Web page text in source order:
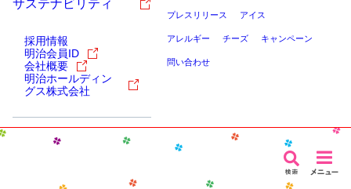
サステナビリティ
採用情報
明治会員ID
会社概要
明治ホールディン
グス株式会社
プレスリリース アイス
アレルギー チーズ キャンペーン
問い合わせ